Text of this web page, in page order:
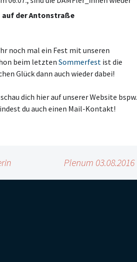
der Antonstraße
noch mal ein Fest mit unseren
beim letzten Sommerfest ist die
Glück dann auch wieder dabei!
dich hier auf unserer Website bspw.
du auch einen Mail-Kontakt!
Plenum 03.08.2016